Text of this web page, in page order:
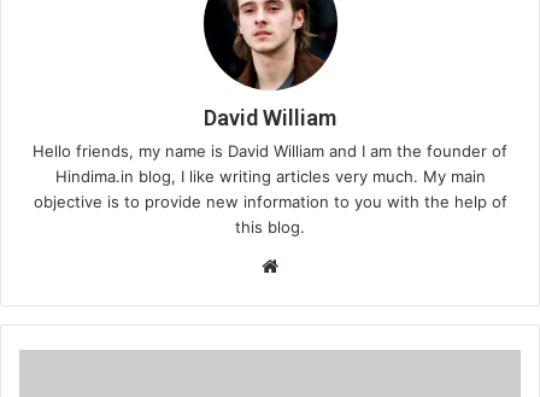
David William
Hello friends, my name is David William and I am the founder of
Hindima.in blog, I like writing articles very much. My main
objective is to provide new information to you with the help of
this blog.